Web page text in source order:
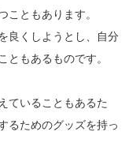
こともあります。
良くしようとし、自分
ともあるものです。
ていることもあるた
るためのグッズを持っ